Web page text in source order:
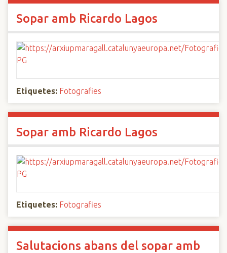
Sopar amb Ricardo Lagos
Etiquetes: Fotografies
Sopar amb Ricardo Lagos
Etiquetes: Fotografies
Salutacions abans del sopar amb